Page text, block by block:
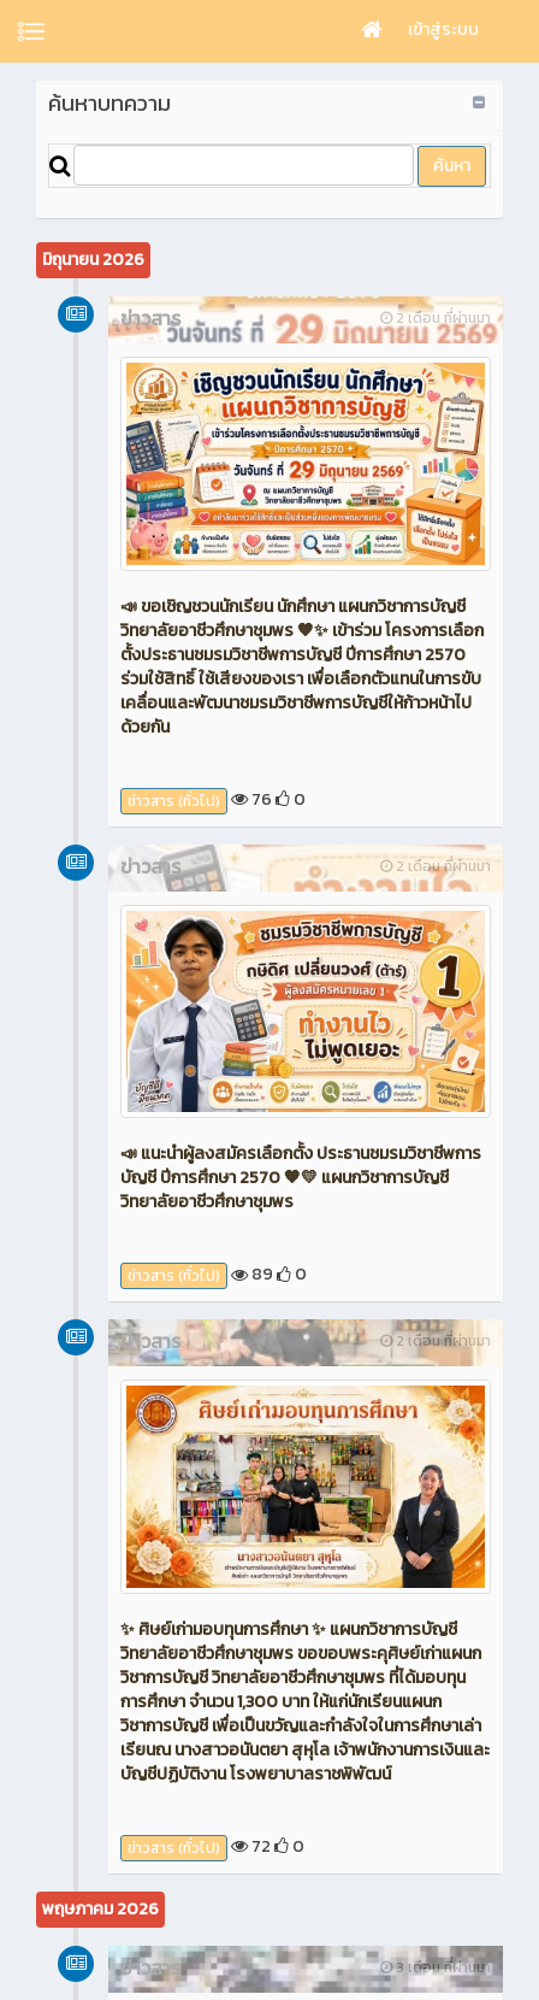
เข้าสู่ระบบ
ค้นหาบทความ
มิถุนายน 2026
2 เดือน ที่ผ่านมา
ข่าวสาร
📣 ขอเชิญชวนนักเรียน นักศึกษา แผนกวิชาการบัญชี
วิทยาลัยอาชีวศึกษาชุมพร 🧡✨ เข้าร่วม โครงการเลือก
ตั้งประธานชมรมวิชาชีพการบัญชี ปีการศึกษา 2570
ร่วมใช้สิทธิ์ ใช้เสียงของเรา เพื่อเลือกตัวแทนในการขับ
เคลื่อนและพัฒนาชมรมวิชาชีพการบัญชีให้ก้าวหน้าไป
ด้วยกัน
ข่าวสาร (ทั่วไป) 76 0
2 เดือน ที่ผ่านมา
ข่าวสาร
📣 แนะนำผู้ลงสมัครเลือกตั้ง ประธานชมรมวิชาชีพการ
บัญชี ปีการศึกษา 2570 🧡💛 แผนกวิชาการบัญชี
วิทยาลัยอาชีวศึกษาชุมพร
ข่าวสาร (ทั่วไป) 89 0
2 เดือน ที่ผ่านมา
ข่าวสาร
✨ ศิษย์เก่ามอบทุนการศึกษา ✨ แผนกวิชาการบัญชี
วิทยาลัยอาชีวศึกษาชุมพร ขอขอบพระคุศิษย์เก่าแผนก
วิชาการบัญชี วิทยาลัยอาชีวศึกษาชุมพร ที่ได้มอบทุน
การศึกษา จำนวน 1,300 บาท ให้แก่นักเรียนแผนก
วิชาการบัญชี เพื่อเป็นขวัญและกำลังใจในการศึกษาเล่า
เรียนณ นางสาวอนันตยา สุหุโล เจ้าพนักงานการเงินและ
บัญชีปฏิบัติงาน โรงพยาบาลราชพิพัฒน์
ข่าวสาร (ทั่วไป) 72 0
พฤษภาคม 2026
3 เดือน ที่ผ่านมา
ข่าวสาร